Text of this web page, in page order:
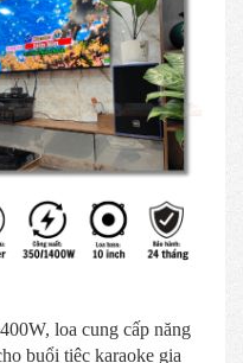
loa cung cấp năng
buổi tiệc karaoke gia